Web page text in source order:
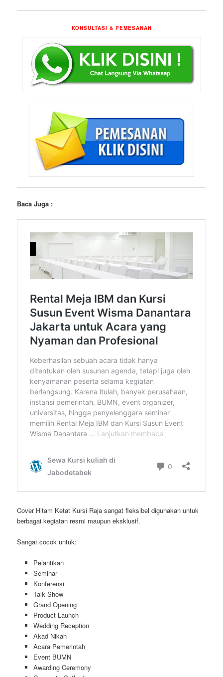
KONSULTASI & PEMESANAN
Baca Juga :
Cover Hitam Ketat Kursi Raja sangat fleksibel digunakan untuk
berbagai kegiatan resmi maupun eksklusif.
Sangat cocok untuk:
Pelantikan
Seminar
Konferensi
Talk Show
Grand Opening
Product Launch
Wedding Reception
Akad Nikah
Acara Pemerintah
Event BUMN
Awarding Ceremony